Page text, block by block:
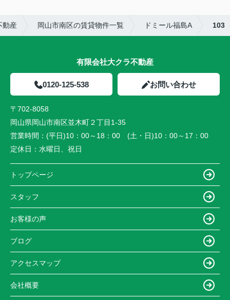
動産 岡山市南区の賃貸物件一覧 ドミール福島A 103
有限会社大クラ不動産
0120-125-538 お問い合わせ
〒702-8058
岡山県岡山市南区並木町２丁目1-35
営業時間： (平日)10：00～18：00 (土・日)10：00～17：00
定休日： 水曜日、祝日
トップページ
スタッフ
お客様の声
ブログ
アクセスマップ
会社概要